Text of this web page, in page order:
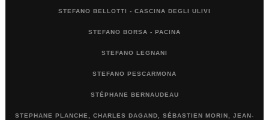
STEFANO BELLOTTI - CASCINA DEGLI ULIVI
STEFANO BORSA - PACINA
STEFANO LEGNANI
STEFANO PESCARMONA
STÉPHANE BERNAUDEAU
STEPHANE PLANCHE, CHARLES DAGAND, SÉBASTIEN MORIN, JEAN-